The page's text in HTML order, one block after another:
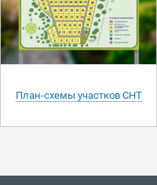
План-схемы участков СНТ